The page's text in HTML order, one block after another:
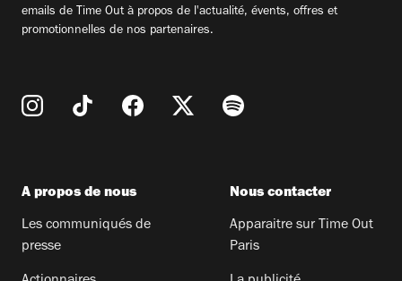
emails de Time Out à propos de l'actualité, évents, offres et
promotionnelles de nos partenaires.
A propos de nous
Les communiqués de
presse
Nous contacter
Apparaitre sur Time Out
Paris